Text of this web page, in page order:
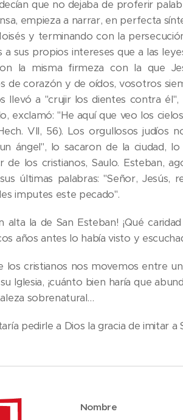
que no dejaba de proferir
empieza a narrar, en perfecta
y terminando con la
a sus propios intereses que a las
la misma firmeza con la que
de corazón y de oídos, vosotros
llevó a "crujir los dientes contra
exclamó: "He aquí que veo los
VII, 56). Los orgullosos
ángel", lo sacaron de la ciudad,
de los cristianos, Saulo. Esteban,
últimas palabras: "Señor,
imputes este pecado".
alta la de San Esteban! ¡Qué
años antes lo había visto y
los cristianos nos movemos entre
Iglesia, ¡cuánto bien haría que
sobrenatural…
pedirle a Dios la gracia de imitar a
Nombre